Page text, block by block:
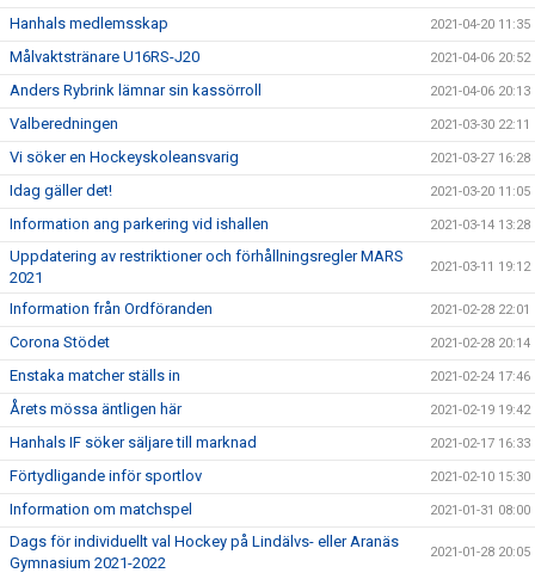
Hanhals medlemsskap 2021-04-20 11:35
Målvaktstränare U16RS-J20 2021-04-06 20:52
Anders Rybrink lämnar sin kassörroll 2021-04-06 20:13
Valberedningen 2021-03-30 22:11
Vi söker en Hockeyskoleansvarig 2021-03-27 16:28
Idag gäller det! 2021-03-20 11:05
Information ang parkering vid ishallen 2021-03-14 13:28
Uppdatering av restriktioner och förhållningsregler MARS
2021
2021-03-11 19:12
Information från Ordföranden 2021-02-28 22:01
Corona Stödet 2021-02-28 20:14
Enstaka matcher ställs in 2021-02-24 17:46
Årets mössa äntligen här 2021-02-19 19:42
Hanhals IF söker säljare till marknad 2021-02-17 16:33
Förtydligande inför sportlov 2021-02-10 15:30
Information om matchspel 2021-01-31 08:00
Dags för individuellt val Hockey på Lindälvs- eller Aranäs
Gymnasium 2021-2022
2021-01-28 20:05